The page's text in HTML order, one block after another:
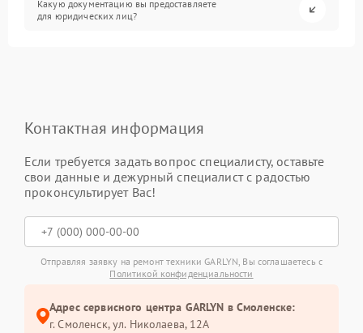
Какую документацию вы предоставляете
для юридических лиц?
Контактная информация
Если требуется задать вопрос специалисту, оставьте
свои данные и дежурный специалист с радостью
проконсультирует Вас!
Отправляя заявку на ремонт техники GARLYN, Вы соглашаетесь с
Политикой конфиденциальности
Адрес сервисного центра GARLYN в Смоленске:
г. Смоленск, ул. Николаева, 12А